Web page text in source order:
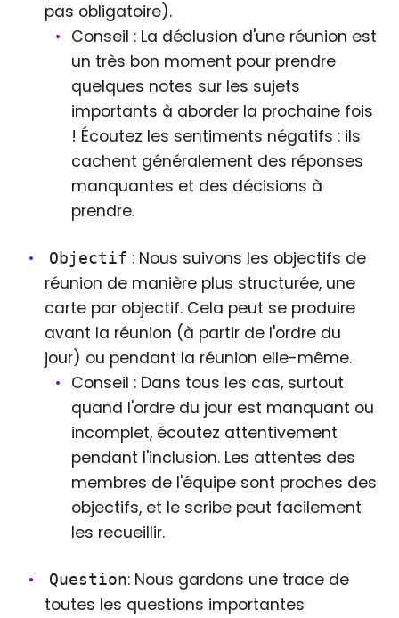
pas obligatoire).
Conseil : La déclusion d'une réunion est
un très bon moment pour prendre
quelques notes sur les sujets
importants à aborder la prochaine fois
! Écoutez les sentiments négatifs : ils
cachent généralement des réponses
manquantes et des décisions à
prendre.
Objectif : Nous suivons les objectifs de
réunion de manière plus structurée, une
carte par objectif. Cela peut se produire
avant la réunion (à partir de l'ordre du
jour) ou pendant la réunion elle-même.
Conseil : Dans tous les cas, surtout
quand l'ordre du jour est manquant ou
incomplet, écoutez attentivement
pendant l'inclusion. Les attentes des
membres de l'équipe sont proches des
objectifs, et le scribe peut facilement
les recueillir.
Question: Nous gardons une trace de
toutes les questions importantes